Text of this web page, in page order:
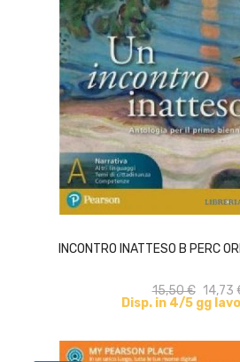
INCONTRO INATTESO B PERC
15,50 € 14,73
Disp. in 4/5 gg